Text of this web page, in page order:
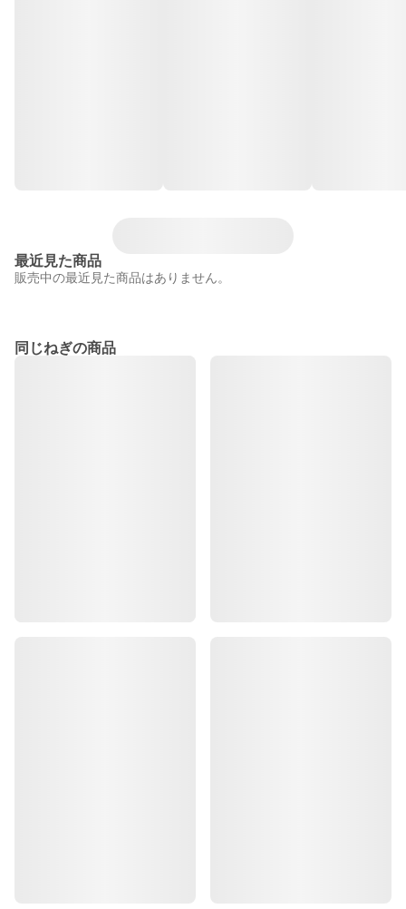
最近見た商品
販売中の最近見た商品はありません。
同じねぎの商品